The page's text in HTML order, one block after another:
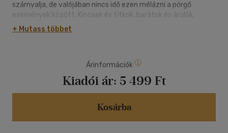
szárnyalja, de valójában nincs idő ezen mélázni a pörgő
események között. Kincsek és titkok, barátok és árulók,
megannyi izgalom vár Rozira, egy biztos: az olvasó sem fog
unatkozni.Ha követed a Rozi sztorit, a Líra online sorozatát a
kalandokba keveredtek Roziék a főiskola alatt. Többek között
ezekről is lerántja a leplet A fény titka, az első Rozi sztori
könyv. Már több ezren követik a történetet online, ami most
új szereplőkkel és új fordulatokkal gazdagodik, de ha még
sosem hallottál a sorozatról, akkor is érdemes a könyvvel
+ Mutass többet
Árinformációk
Kiadói ár: 5 499 Ft
Kosárba